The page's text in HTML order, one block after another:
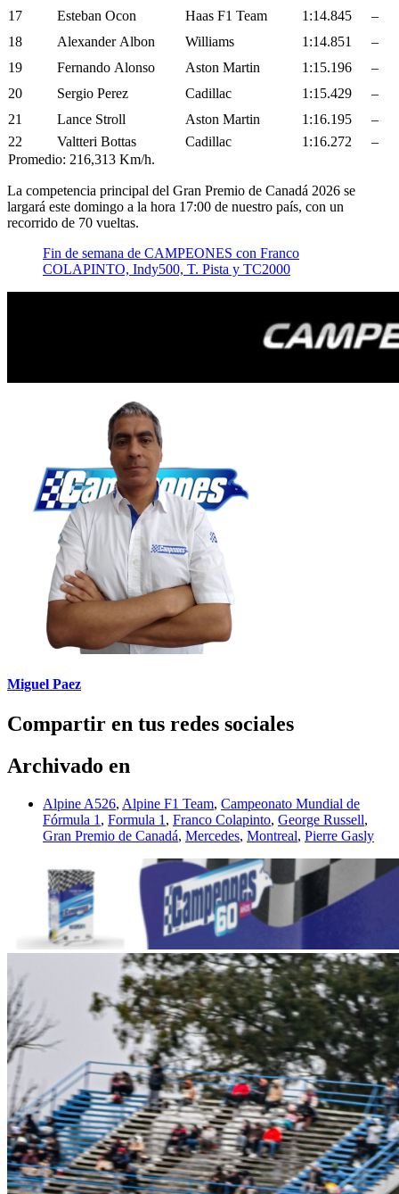
17
Esteban Ocon Haas F1 Team 1:14.845
–
18
Alexander Albon Williams 1:14.851
–
19
Fernando Alonso Aston Martin 1:15.196
–
20
Sergio Perez Cadillac 1:15.429
–
21
Lance Stroll Aston Martin 1:16.195
–
22
Valtteri Bottas Cadillac 1:16.272
–
Promedio: 216,313 Km/h.
La competencia principal del Gran Premio de Canadá 2026 se
largará este domingo a la hora 17:00 de nuestro país, con un
recorrido de 70 vueltas.
Fin de semana de CAMPEONES con Franco
COLAPINTO, Indy500, T. Pista y TC2000
Miguel Paez
Compartir en tus redes sociales
Archivado en
Alpine A526, Alpine F1 Team, Campeonato Mundial de
Fórmula 1 , Formula 1 , Franco Colapinto, George Russell,
Gran Premio de Canadá, Mercedes, Montreal, Pierre Gasly